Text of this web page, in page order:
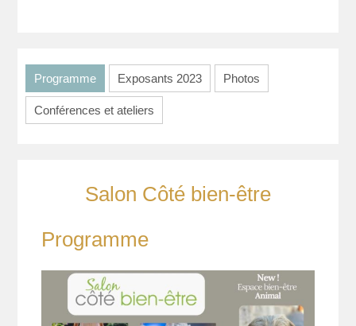
Programme Exposants 2023 Photos
Conférences et ateliers
Salon Côté bien-être
Programme